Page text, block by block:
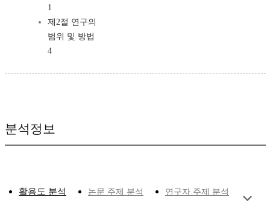
1
제2절 연구의
범위 및 방법
4
분석정보
활용도 분석 논문 주제 분석 연구자 주제 분석